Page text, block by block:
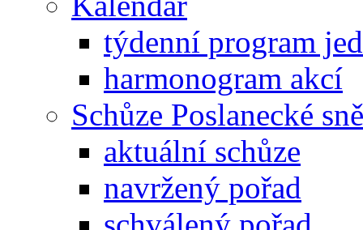
týdenní program
harmonogram akcí
Schůze Poslanecké
aktuální schůze
navržený pořad